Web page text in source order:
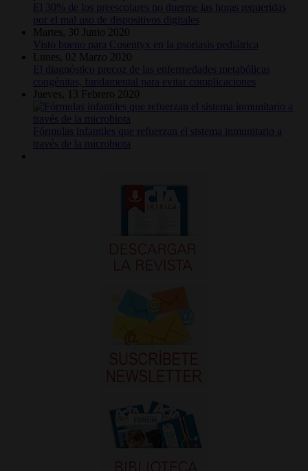
El 30% de los preescolares no duerme las horas requeridas
por el mal uso de dispositivos digitales
Martes, 30 Junio 2020
Visto bueno para Cosentyx en la psoriasis pediátrica
Lunes, 02 Marzo 2020
El diagnóstico precoz de las enfermedades metabólicas
congénitas, fundamental para evitar complicaciones
Jueves, 13 Febrero 2020
Fórmulas infantiles que refuerzan el sistema inmunitario a
través de la microbiota